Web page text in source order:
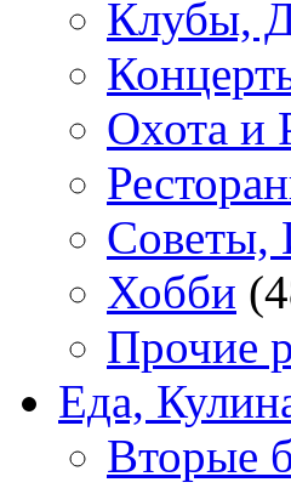
Клубы,
Охота и
Советы,
Хобби
Прочие
Еда,
Вторые